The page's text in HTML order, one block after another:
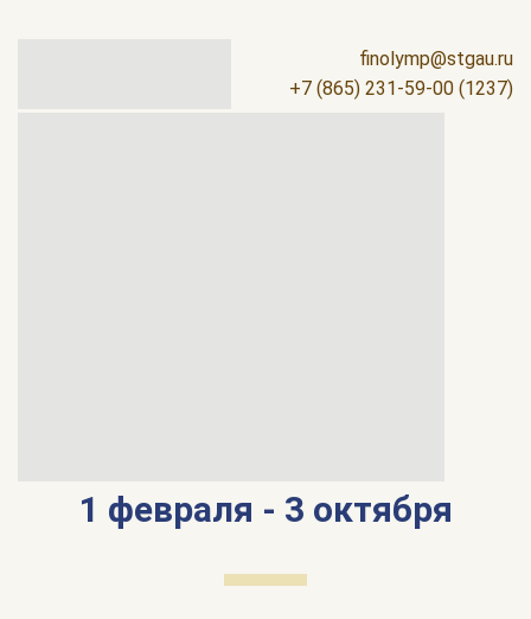
finolymp@stgau.ru
+7 (865) 231-59-00 (1237)
1 февраля - 3 октября